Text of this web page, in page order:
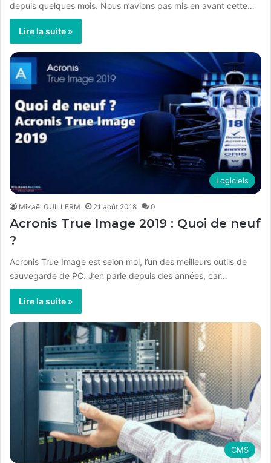
depuis quelques mois. Nous n’avions pas mis en avant cette…
Lire la suite »
Logiciels
Mikaël GUILLERM 21 août 2018 0
Acronis True Image 2019 : Quoi de neuf
?
Acronis True Image est selon moi, l’un des meilleurs outils de
sauvegarde de PC. J’en parle depuis des années, car…
Lire la suite »
CMS